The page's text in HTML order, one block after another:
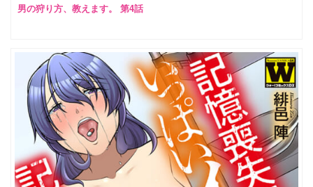
男の狩り方、教えます。 第4話